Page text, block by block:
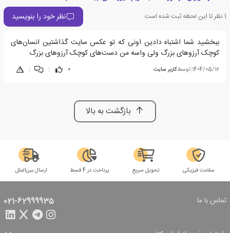
1نظر تا این لحظه ثبت شده است نظر خود را بنویسید
ببخشید شما اشتباه دادین اونی که تو عکس سایت گذاشتین انسان‌های
کوچک آرزوهای بزرگ ولی واسه من دست‌های کوچک آرزوهای بزرگ
1404/05/12
|توسطکاربر سایت 0
|
|
بازگشت به بالا
سلامت فیزیکی تحویل سریع پرداخت در 4 قسط ارسال بین‌الملل
تماس با ما 021-62999935